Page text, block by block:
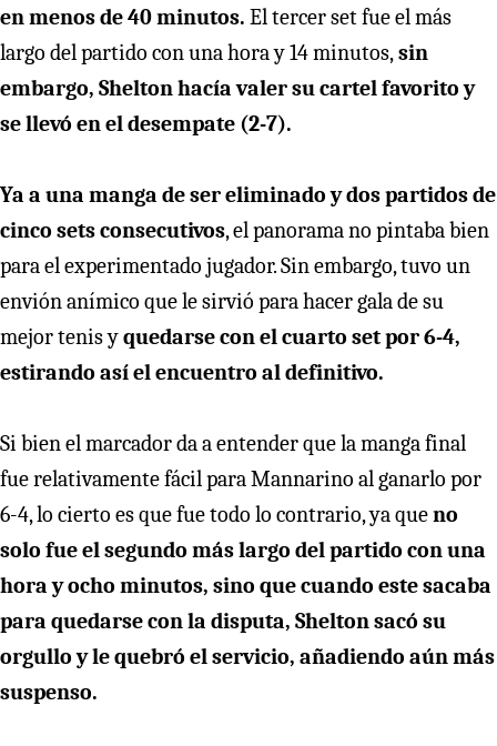
en menos de 40 minutos. El tercer set fue el más
largo del partido con una hora y 14 minutos,sin
embargo, Shelton hacía valer su cartel favorito y
se llevó en el desempate (2-7).
Ya a una manga de ser eliminado y dos partidos de
cinco sets consecutivos, el panorama no pintaba bien
para el experimentado jugador. Sin embargo, tuvo un
envión anímico que le sirvió para hacer gala de su
mejor tenis yquedarse con el cuarto set por 6-4,
estirando así el encuentro al definitivo.
Si bien el marcador da a entender que la manga final
fue relativamente fácil para Mannarino al ganarlo por
6-4, lo cierto es que fue todo lo contrario, ya queno
solo fue el segundo más largo del partido con una
hora y ocho minutos, sino que cuando este sacaba
para quedarse con la disputa, Shelton sacó su
orgullo y le quebró el servicio, añadiendo aún más
suspenso.